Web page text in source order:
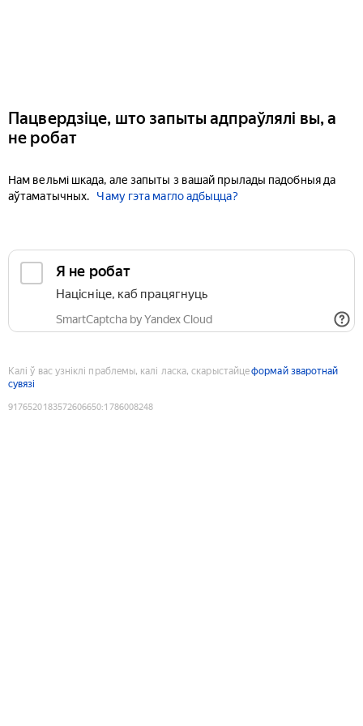
Пацвердзіце, што запыты адпраўлялі вы, а
не робат
Нам вельмі шкада, але запыты з вашай прылады падобныя да
аўтаматычных.
Чаму гэта магло адбыцца?
Я не робат
Націсніце, каб працягнуць
SmartCaptcha by Yandex Cloud
Калі ў вас узніклі праблемы, калі ласка, скарыстайцеформай зваротнай
сувязі
9176520183572606650:1786008248